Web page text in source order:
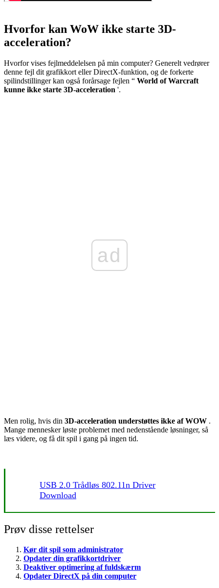
Hvorfor kan WoW ikke starte 3D-
acceleration?
Hvorfor vises fejlmeddelelsen på min computer? Generelt vedrører
denne fejl dit grafikkort eller DirectX-funktion, og de forkerte
spilindstillinger kan også forårsage fejlen “ World of Warcraft
kunne ikke starte 3D-acceleration '.
ad
Men rolig, hvis din 3D-acceleration understøttes ikke af WOW .
Mange mennesker løste problemet med nedenstående løsninger, så
læs videre, og få dit spil i gang på ingen tid.
USB 2.0 Trådløs 802.11n Driver
Download
Prøv disse rettelser
Kør dit spil som administrator
Opdater din grafikkortdriver
Deaktiver optimering af fuldskærm
Opdater DirectX på din computer